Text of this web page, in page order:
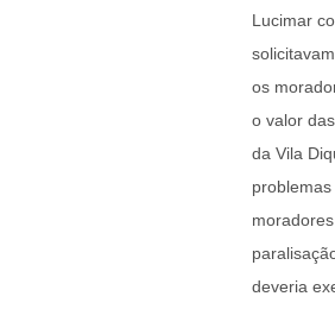
Lucimar
os
o valor
da Vila
deveria